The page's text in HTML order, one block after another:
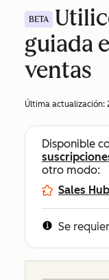
BETA
guiada
ventas
Última actualización:
Disponible
otro modo:
Sales Hub
Se